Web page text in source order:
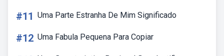
#11 Uma Parte Estranha De Mim Significado
#12 Uma Fabula Pequena Para Copiar